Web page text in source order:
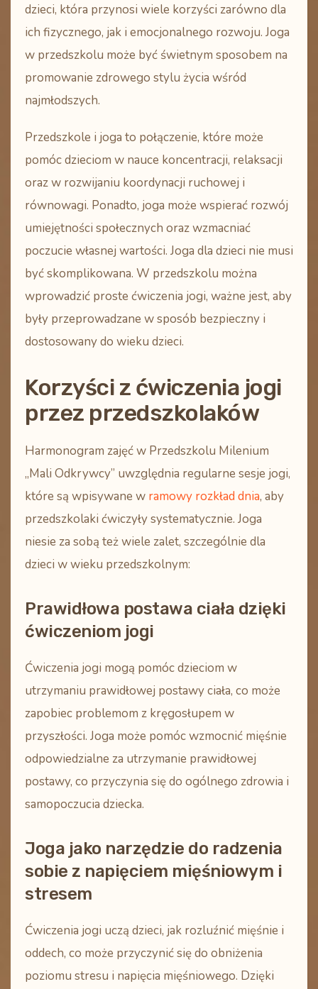
dzieci, która przynosi wiele korzyści zarówno dla
ich fizycznego, jak i emocjonalnego rozwoju. Joga
w przedszkolu może być świetnym sposobem na
promowanie zdrowego stylu życia wśród
najmłodszych.
Przedszkole i joga to połączenie, które może
pomóc dzieciom w nauce koncentracji, relaksacji
oraz w rozwijaniu koordynacji ruchowej i
równowagi. Ponadto, joga może wspierać rozwój
umiejętności społecznych oraz wzmacniać
poczucie własnej wartości. Joga dla dzieci nie musi
być skomplikowana. W przedszkolu można
wprowadzić proste ćwiczenia jogi, ważne jest, aby
były przeprowadzane w sposób bezpieczny i
dostosowany do wieku dzieci.
Korzyści z ćwiczenia jogi
przez przedszkolaków
Harmonogram zajęć w Przedszkolu Milenium
„Mali Odkrywcy” uwzględnia regularne sesje jogi,
które są wpisywane w ramowy rozkład dnia, aby
przedszkolaki ćwiczyły systematycznie. Joga
niesie za sobą też wiele zalet, szczególnie dla
dzieci w wieku przedszkolnym:
Prawidłowa postawa ciała dzięki
ćwiczeniom jogi
Ćwiczenia jogi mogą pomóc dzieciom w
utrzymaniu prawidłowej postawy ciała, co może
zapobiec problemom z kręgosłupem w
przyszłości. Joga może pomóc wzmocnić mięśnie
odpowiedzialne za utrzymanie prawidłowej
postawy, co przyczynia się do ogólnego zdrowia i
samopoczucia dziecka.
Joga jako narzędzie do radzenia
sobie z napięciem mięśniowym i
stresem
Ćwiczenia jogi uczą dzieci, jak rozluźnić mięśnie i
oddech, co może przyczynić się do obniżenia
poziomu stresu i napięcia mięśniowego. Dzięki